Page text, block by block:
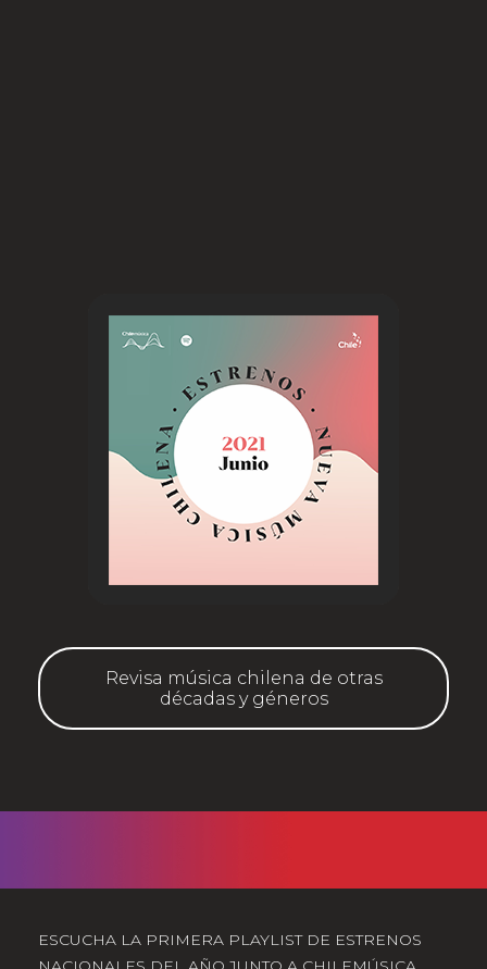
Revisa música chilena de otras
décadas y géneros
ESCUCHA LA PRIMERA PLAYLIST DE ESTRENOS